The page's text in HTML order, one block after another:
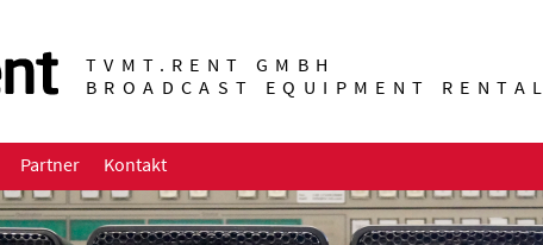
TVMT.RENT GMBH
BROADCAST EQUIPMENT RENTAL
Partner Kontakt